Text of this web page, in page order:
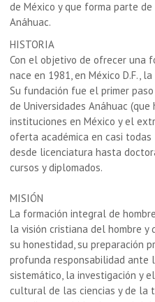
de México y que forma parte de
Anáhuac.
HISTORIA
Con el objetivo de ofrecer una
nace en 1981, en México D.F.,
Su fundación fue el primer
de Universidades Anáhuac (que
instituciones en México y el
oferta académica en casi
desde licenciatura hasta
cursos y diplomados.
MISIÓN
La formación integral de
la visión cristiana del hombre y
su honestidad, su preparación
profunda responsabilidad ante
sistemático, la investigación y
cultural de las ciencias y de la